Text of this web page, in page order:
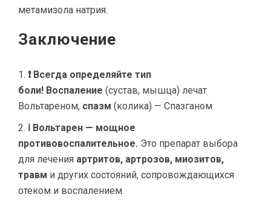
метамизола натрия.
Заключение
❗ Всегда определяйте тип
боли! Воспаление (сустав, мышца) лечат
Вольтареном, спазм (колика) — Спазганом.
ℹ Вольтарен — мощное
противовоспалительное. Это препарат выбора
для лечения артритов, артрозов, миозитов,
травм и других состояний, сопровождающихся
отеком и воспалением.